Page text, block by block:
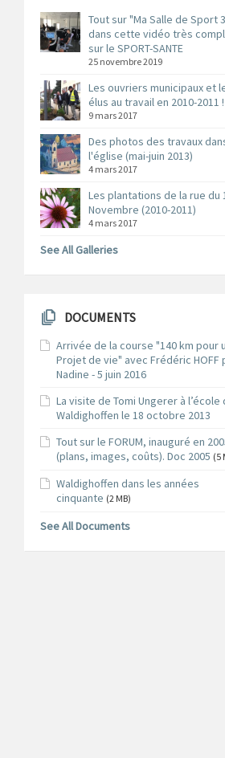
Tout sur "Ma Salle de Sport
dans cette vidéo très
sur le SPORT-SANTE
25 novembre 2019
Les ouvriers municipaux et
élus au travail en 2010-2011 !
9 mars 2017
Des photos des travaux
l'église (mai-juin 2013)
4 mars 2017
Les plantations de la rue du
Novembre (2010-2011)
4 mars 2017
See All Galleries
DOCUMENTS
Arrivée de la course "140 km pour
Projet de vie" avec Frédéric HOFF
Nadine - 5 juin 2016
La visite de Tomi Ungerer à l’école
Waldighoffen le 18 octobre 2013
Tout sur le FORUM, inauguré en
(plans, images, coûts). Doc 2005 (5
Waldighoffen dans les années
cinquante (2 MB)
See All Documents